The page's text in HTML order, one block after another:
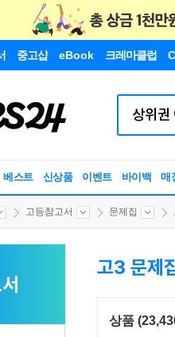
중고샵 eBook 크레마클럽
베스트 신상품 이벤트 바이백 매
고등참고서 문제집
고3 문제
상품